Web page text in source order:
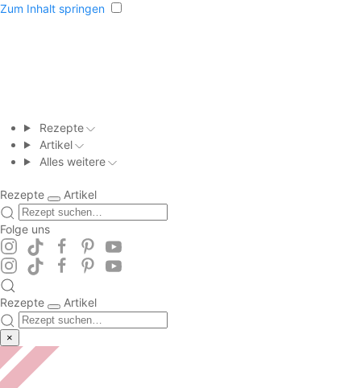
Zum Inhalt springen
Rezepte
Artikel
Alles weitere
Rezepte Artikel
Folge uns
Rezepte Artikel
×